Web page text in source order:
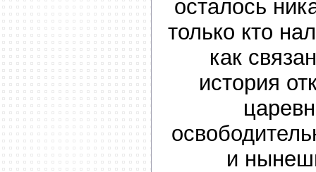
осталось
только кто
как
история
и